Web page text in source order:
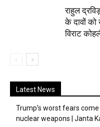
राहुल
के दावों
विराट
Latest News
Trump’s worst fears
nuclear weapons | Janta